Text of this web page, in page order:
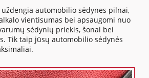
automobilio sėdynes pilnai,
vientisumas bei apsaugomi nuo
sėdynių priekis, šonai bei
Tik taip jūsų automobilio sėdynės